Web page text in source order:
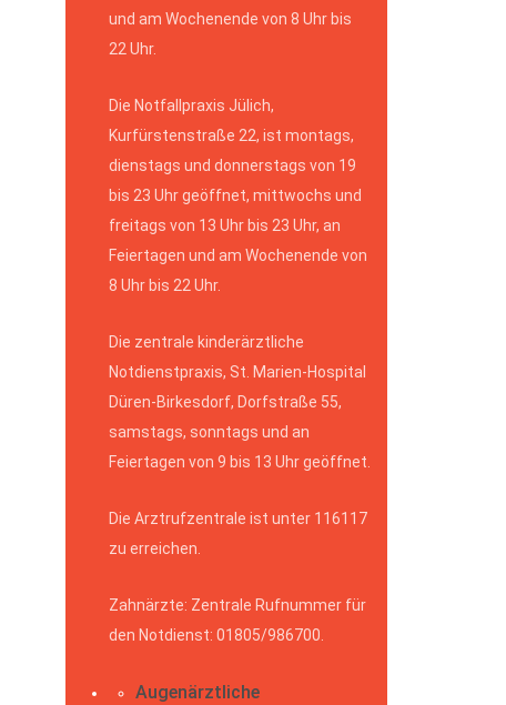
und am Wochenende von 8 Uhr bis
22 Uhr.
Die Notfallpraxis Jülich,
Kurfürstenstraße 22, ist montags,
dienstags und donnerstags von 19
bis 23 Uhr geöffnet, mittwochs und
freitags von 13 Uhr bis 23 Uhr, an
Feiertagen und am Wochenende von
8 Uhr bis 22 Uhr.
Die zentrale kinderärztliche
Notdienstpraxis, St. Marien-Hospital
Düren-Birkesdorf, Dorfstraße 55,
samstags, sonntags und an
Feiertagen von 9 bis 13 Uhr geöffnet.
Die Arztrufzentrale ist unter 116117
zu erreichen.
Zahnärzte: Zentrale Rufnummer für
den Notdienst: 01805/986700.
Augenärztliche